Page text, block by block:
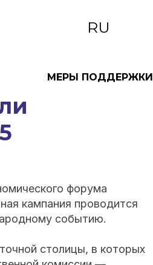
RU
МЕРЫ ПОДДЕРЖКИ
форума
кампания проводится
событию.
столицы, в которых